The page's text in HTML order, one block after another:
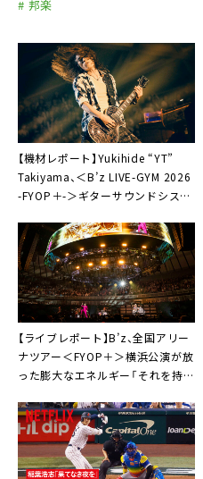
# 邦楽
【機材レポート】Yukihide “YT”
Takiyama、＜B’z LIVE-GYM 2026
-FYOP＋-＞ギターサウンドシステ
【ライブレポート】B’z、全国アリー
ナツアー＜FYOP＋＞横浜公演が放
った膨大なエネルギー「それを持っ